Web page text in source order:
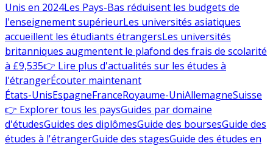
Unis en 2024Les Pays-Bas réduisent les budgets de
l'enseignement supérieurLes universités asiatiques
accueillent les étudiants étrangersLes universités
britanniques augmentent le plafond des frais de scolarité
à £9,535👉 Lire plus d'actualités sur les études à
l'étrangerÉcouter maintenant
États-UnisEspagneFranceRoyaume-UniAllemagneSuisse
👉 Explorer tous les paysGuides par domaine
d'étudesGuides des diplômesGuide des boursesGuide des
études à l'étrangerGuide des stagesGuide des études en